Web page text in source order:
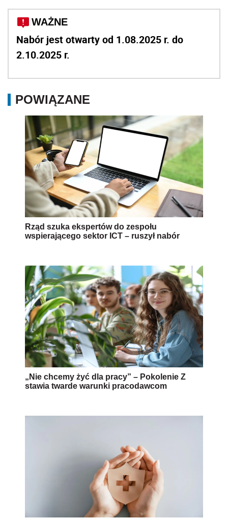
WAŻNE
Nabór jest otwarty od 1.08.2025 r. do
2.10.2025 r.
POWIĄZANE
Rząd szuka ekspertów do zespołu
wspierającego sektor ICT – ruszył nabór
„Nie chcemy żyć dla pracy” – Pokolenie Z
stawia twarde warunki pracodawcom